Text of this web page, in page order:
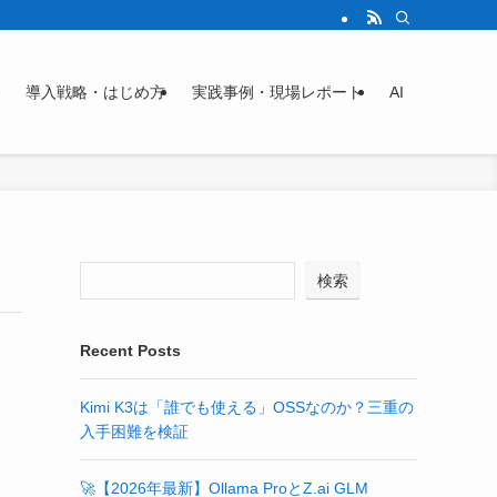
導入戦略・はじめ方 実践事例・現場レポート AI
検索
Recent Posts
Kimi K3は「誰でも使える」OSSなのか？三重の
入手困難を検証
🚀【2026年最新】Ollama ProとZ.ai GLM